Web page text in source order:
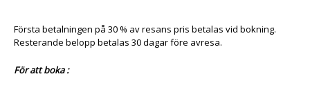
Första betalningen på 30 % av resans pris betalas vid bokning.
Resterande belopp betalas 30 dagar före avresa.
För att boka :